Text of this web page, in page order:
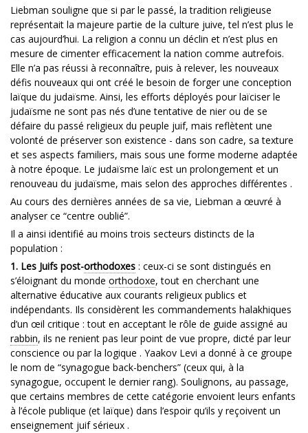
Liebman souligne que si par le passé, la tradition religieuse
représentait la majeure partie de la culture juive, tel n’est plus le
cas aujourd’hui. La religion a connu un déclin et n’est plus en
mesure de cimenter efficacement la nation comme autrefois.
Elle n’a pas réussi à reconnaître, puis à relever, les nouveaux
défis nouveaux qui ont créé le besoin de forger une conception
laïque du judaïsme. Ainsi, les efforts déployés pour laïciser le
judaïsme ne sont pas nés d’une tentative de nier ou de se
défaire du passé religieux du peuple juif, mais reflètent une
volonté de préserver son existence - dans son cadre, sa texture
et ses aspects familiers, mais sous une forme moderne adaptée
à notre époque. Le judaïsme laïc est un prolongement et un
renouveau du judaïsme, mais selon des approches différentes .
Au cours des dernières années de sa vie, Liebman a œuvré à
analyser ce “centre oublié”.
Il a ainsi identifié au moins trois secteurs distincts de la
population :
1. Les Juifs post-orthodoxes : ceux-ci se sont distingués en
s’éloignant du monde orthodoxe, tout en cherchant une
alternative éducative aux courants religieux publics et
indépendants. Ils considèrent les commandements halakhiques
d’un œil critique : tout en acceptant le rôle de guide assigné au
rabbin, ils ne renient pas leur point de vue propre, dicté par leur
conscience ou par la logique . Yaakov Levi a donné à ce groupe
le nom de “synagogue back-benchers” (ceux qui, à la
synagogue, occupent le dernier rang). Soulignons, au passage,
que certains membres de cette catégorie envoient leurs enfants
à l’école publique (et laïque) dans l’espoir qu’ils y reçoivent un
enseignement juif sérieux .